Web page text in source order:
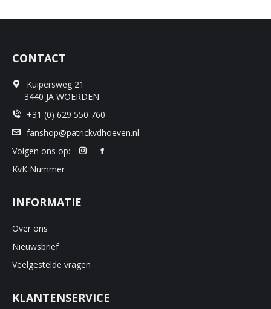
CONTACT
Kuipersweg 21
3440 JA WOERDEN
+31 (0) 629 550 760
fanshop@patrickvdhoeven.nl
Volgen ons op:
KvK Nummer
INFORMATIE
Over ons
Nieuwsbrief
Veelgestelde vragen
KLANTENSERVICE